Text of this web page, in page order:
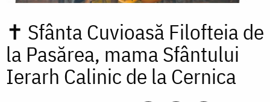
✝ Sfânta Cuvioasă Filofteia de
la Pasărea, mama Sfântului
Ierarh Calinic de la Cernica